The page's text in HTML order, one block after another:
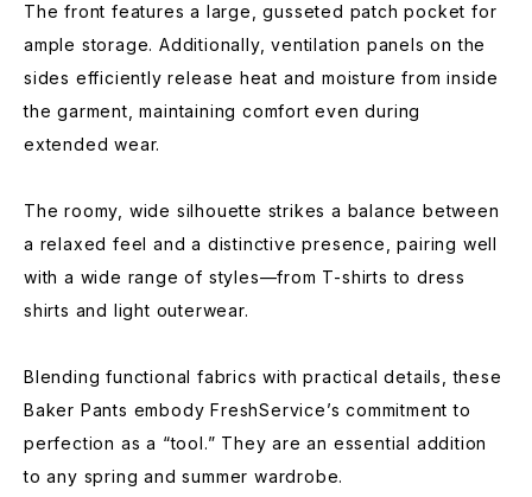
The front features a large, gusseted patch pocket for
ample storage. Additionally, ventilation panels on the
sides efficiently release heat and moisture from inside
the garment, maintaining comfort even during
extended wear.
The roomy, wide silhouette strikes a balance between
a relaxed feel and a distinctive presence, pairing well
with a wide range of styles—from T-shirts to dress
shirts and light outerwear.
Blending functional fabrics with practical details, these
Baker Pants embody FreshService’s commitment to
perfection as a “tool.” They are an essential addition
to any spring and summer wardrobe.